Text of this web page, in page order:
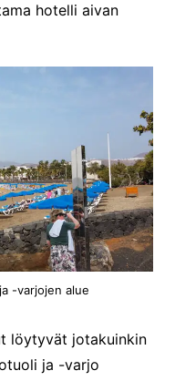
hotelli aivan
-varjojen alue
löytyvät jotakuinkin
ja -varjo